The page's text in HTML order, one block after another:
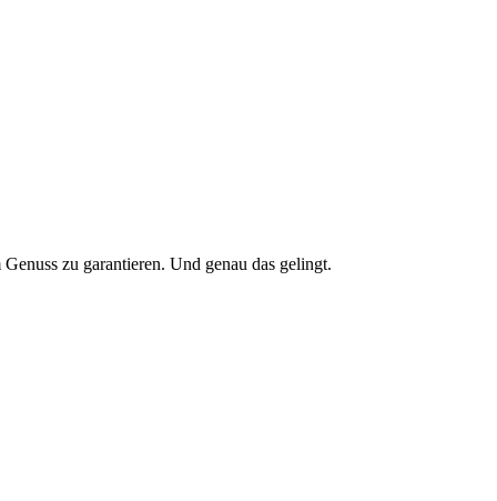
zu garantieren. Und genau das gelingt.